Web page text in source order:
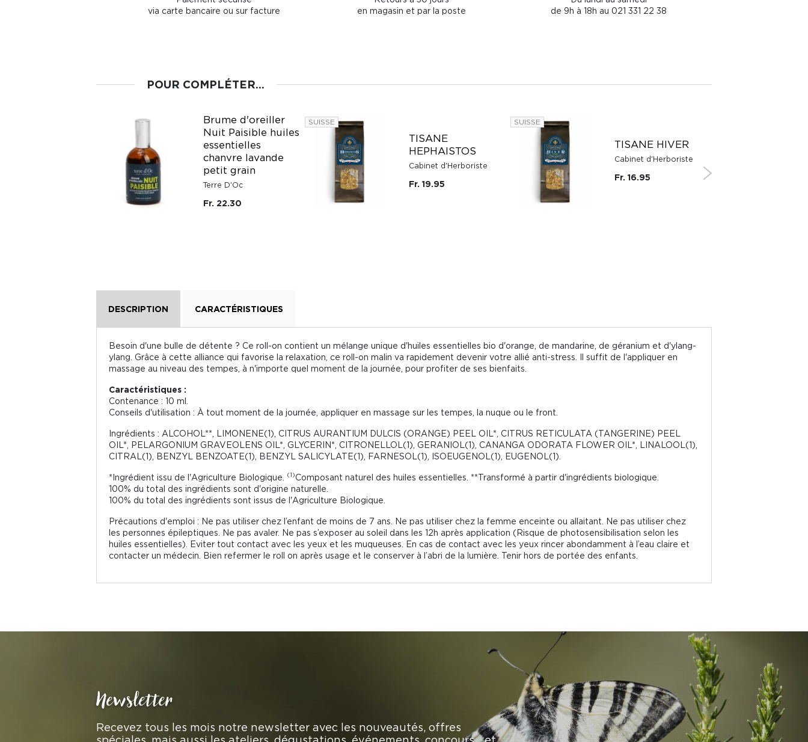
via carte bancaire ou sur facture
en magasin et par la poste
de 9h à 18h au 021 331 22 38
POUR COMPLÉTER...
Brume d'oreiller
Nuit Paisible huiles
essentielles
chanvre lavande
petit grain
Terre D'Oc
Fr. 22.30
SUISSE
TISANE
HEPHAISTOS
Cabinet d'Herboriste
Fr. 19.95
SUISSE
TISANE HIVER
Cabinet d'Herboriste
Fr. 16.95
DESCRIPTION CARACTÉRISTIQUES
Besoin d'une bulle de détente ? Ce roll-on contient un mélange unique d'huiles essentielles bio d'orange, de mandarine, de géranium et d'ylang-
ylang. Grâce à cette alliance qui favorise la relaxation, ce roll-on malin va rapidement devenir votre allié anti-stress. Il suffit de l'appliquer en
massage au niveau des tempes, à n'importe quel moment de la journée, pour profiter de ses bienfaits.
Caractéristiques :
Contenance : 10 ml.
Conseils d'utilisation : À tout moment de la journée, appliquer en massage sur les tempes, la nuque ou le front.
Ingrédients : ALCOHOL**, LIMONENE(1), CITRUS AURANTIUM DULCIS (ORANGE) PEEL OIL*, CITRUS RETICULATA (TANGERINE) PEEL
OIL*, PELARGONIUM GRAVEOLENS OIL*, GLYCERIN*, CITRONELLOL(1), GERANIOL(1), CANANGA ODORATA FLOWER OIL*, LINALOOL(1),
CITRAL(1), BENZYL BENZOATE(1), BENZYL SALICYLATE(1), FARNESOL(1), ISOEUGENOL(1), EUGENOL(1).
*Ingrédient issu de l'Agriculture Biologique. (1)Composant naturel des huiles essentielles. **Transformé à partir d'ingrédients biologique.
100% du total des ingrédients sont d'origine naturelle.
100% du total des ingrédients sont issus de l'Agriculture Biologique.
Précautions d'emploi : Ne pas utiliser chez l’enfant de moins de 7 ans. Ne pas utiliser chez la femme enceinte ou allaitant. Ne pas utiliser chez
les personnes épileptiques. Ne pas avaler. Ne pas s’exposer au soleil dans les 12h après application (Risque de photosensibilisation selon les
huiles essentielles). Eviter tout contact avec les yeux et les muqueuses. En cas de contact avec les yeux rincer abondamment à l’eau claire et
contacter un médecin. Bien refermer le roll on après usage et le conserver à l’abri de la lumière. Tenir hors de portée des enfants.
Newsletter
Recevez tous les mois notre newsletter avec les nouveautés, offres
spéciales, mais aussi les ateliers, dégustations, événements, concours… et